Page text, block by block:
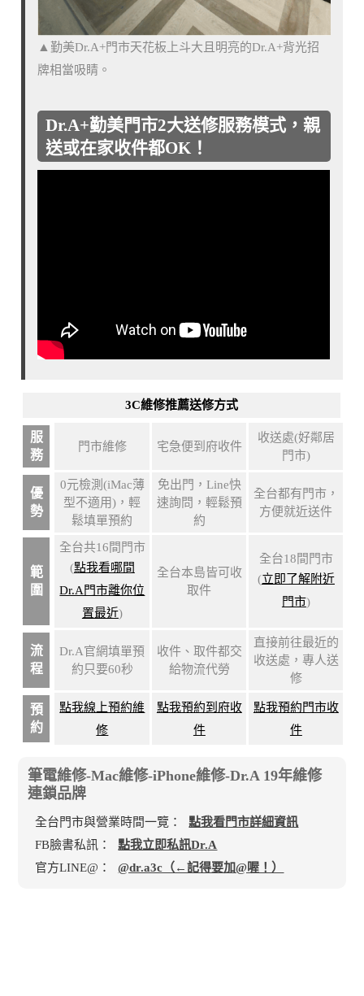
▲ 勤美Dr.A+門市天花板上斗大且明亮的Dr.A+背光招
牌相當吸睛。
Dr.A+勤美門市2大送修服務模式，親
送或在家收件都OK！
3C維修推薦送修方式
服
務
門市維修 宅急便到府收件
收送處(好鄰居
門市)
優
勢
0元檢測(iMac薄
型不適用)，輕
鬆填單預約
免出門，Line快
速詢問，輕鬆預
約
全台都有門市，
方便就近送件
範
圍
全台共16間門市
(點我看哪間
Dr.A門市離你位
置最近)
全台本島皆可收
取件
全台18間門市
(立即了解附近
門市)
流
程
Dr.A官網填單預
約只要60秒
收件、取件都交
給物流代勞
直接前往最近的
收送處，專人送
修
預
約
點我線上預約維
修
點我預約到府收
件
點我預約門市收
件
筆電維修-Mac維修-iPhone維修-Dr.A 19年維修
連鎖品牌
全台門市與營業時間一覽：
點我看門市詳細資訊
FB臉書私訊：
點我立即私訊Dr.A
官方LINE@：
@dr.a3c（←記得要加@喔！）